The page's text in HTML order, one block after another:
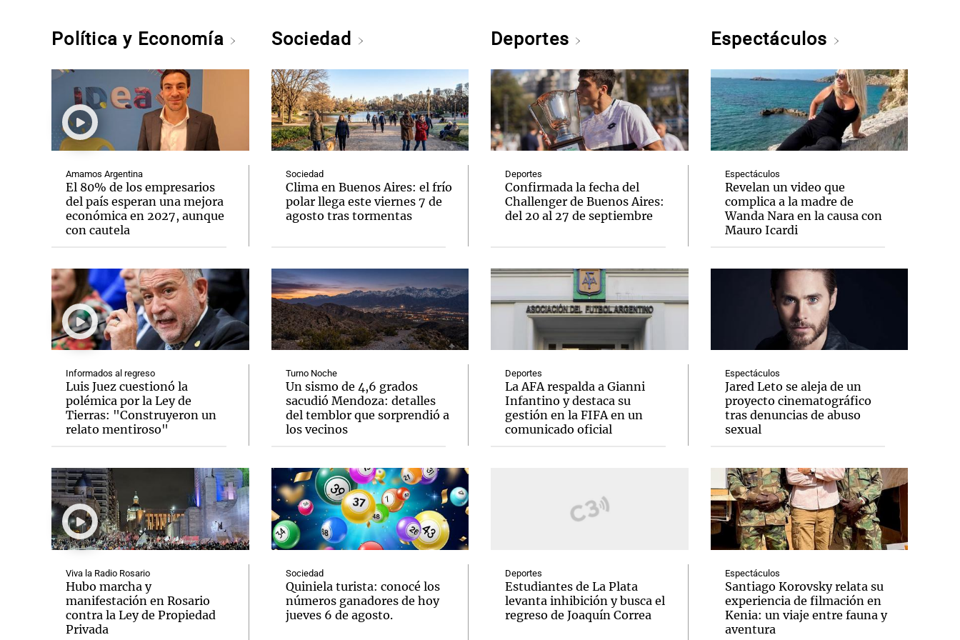
Política y Economía
Amamos Argentina
El 80% de los empresarios
del país esperan una mejora
económica en 2027, aunque
con cautela
Informados al regreso
Luis Juez cuestionó la
polémica por la Ley de
Tierras: "Construyeron un
relato mentiroso"
Viva la Radio Rosario
Hubo marcha y
manifestación en Rosario
contra la Ley de Propiedad
Privada
Sociedad
Sociedad
Clima en Buenos Aires: el frío
polar llega este viernes 7 de
agosto tras tormentas
Turno Noche
Un sismo de 4,6 grados
sacudió Mendoza: detalles
del temblor que sorprendió a
los vecinos
Sociedad
Quiniela turista: conocé los
números ganadores de hoy
jueves 6 de agosto.
Deportes
Deportes
Confirmada la fecha del
Challenger de Buenos Aires:
del 20 al 27 de septiembre
Deportes
La AFA respalda a Gianni
Infantino y destaca su
gestión en la FIFA en un
comunicado oficial
Deportes
Estudiantes de La Plata
levanta inhibición y busca el
regreso de Joaquín Correa
Espectáculos
Espectáculos
Revelan un video que
complica a la madre de
Wanda Nara en la causa con
Mauro Icardi
Espectáculos
Jared Leto se aleja de un
proyecto cinematográfico
tras denuncias de abuso
sexual
Espectáculos
Santiago Korovsky relata su
experiencia de filmación en
Kenia: un viaje entre fauna y
aventura
Notas Notas
El huracán de Arequito
Notas
Cadena 3 en Groenlandia
Notas